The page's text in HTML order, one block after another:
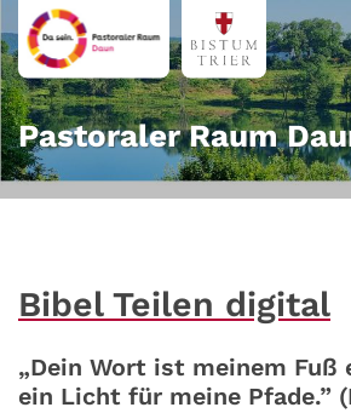
Zum Inhalt springen
Pastoraler Raum
Bibel Teilen digital
„Dein Wort ist meinem Fuß
ein Licht für meine Pfade.”